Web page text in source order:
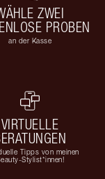
ZWEI
PROBEN
an der Kasse
VIRTUELLE
Tipps von meinen
Stylist*innen!